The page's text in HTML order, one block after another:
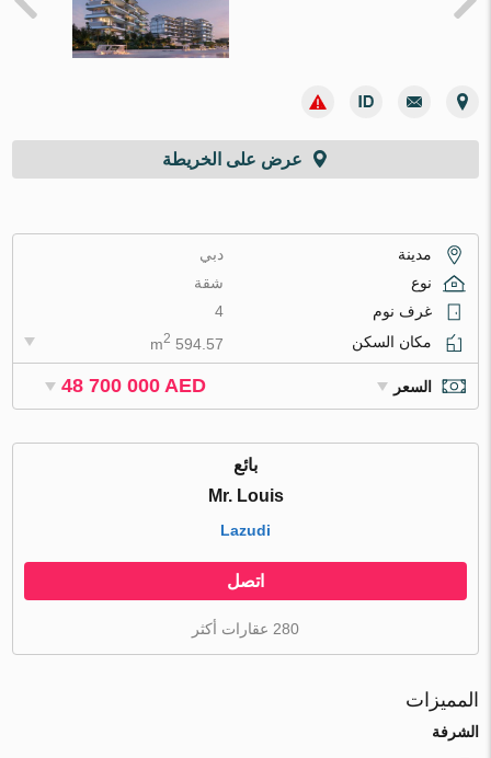
عرض على الخريطة
مدينة
دبي
نوع
شقة
غرف نوم
4
مكان السكن
594.57 m
2
السعر 48 700 000 AED
بائع
Mr. Louis
Lazudi
اتصل
280 عقارات أكثر
المميزات
الشرفة